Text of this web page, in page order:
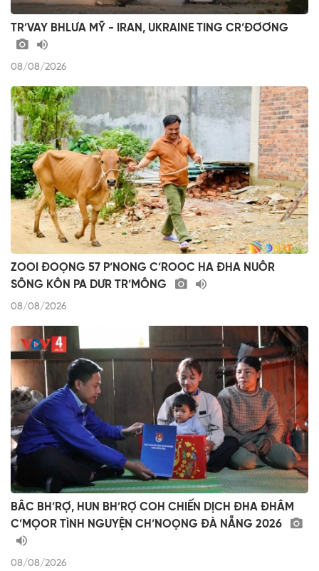
TR’VAY BHLƯA MỸ - IRAN, UKRAINE TING CR’ĐƠƠNG
08/08/2026
ZOOI ĐOỌNG 57 P’NONG C’ROOC HA ĐHA NUÔR
SÔNG KÔN PA DƯR TR’MÔNG
08/08/2026
BÂC BH’RỢ, HUN BH’RỢ COH CHIẾN DỊCH ĐHA ĐHÂM
C’MỌOR TÌNH NGUYỆN CH’NOỌNG ĐÀ NẴNG 2026
08/08/2026